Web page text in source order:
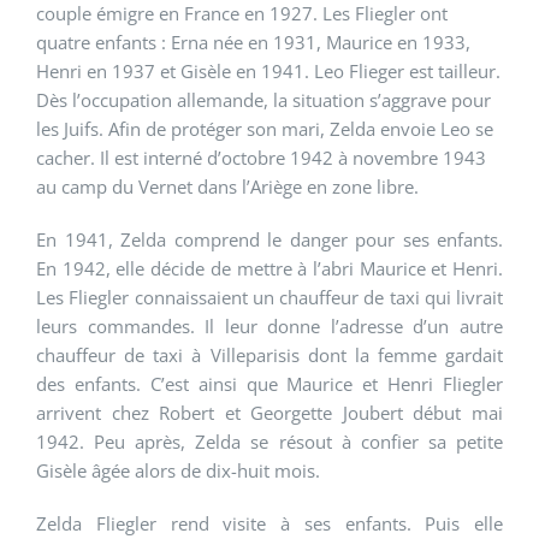
couple émigre en France en 1927. Les Fliegler ont
quatre enfants : Erna née en 1931, Maurice en 1933,
Henri en 1937 et Gisèle en 1941. Leo Flieger est tailleur.
Dès l’occupation allemande, la situation s’aggrave pour
les Juifs. Afin de protéger son mari, Zelda envoie Leo se
cacher. Il est interné d’octobre 1942 à novembre 1943
au camp du Vernet dans l’Ariège en zone libre.
En 1941, Zelda comprend le danger pour ses enfants.
En 1942, elle décide de mettre à l’abri Maurice et Henri.
Les Fliegler connaissaient un chauffeur de taxi qui livrait
leurs commandes. Il leur donne l’adresse d’un autre
chauffeur de taxi à Villeparisis dont la femme gardait
des enfants. C’est ainsi que Maurice et Henri Fliegler
arrivent chez Robert et Georgette Joubert début mai
1942. Peu après, Zelda se résout à confier sa petite
Gisèle âgée alors de dix-huit mois.
Zelda Fliegler rend visite à ses enfants. Puis elle